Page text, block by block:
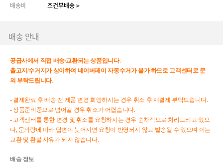
배송비
조건부배송 >
배송 안내
공급사에서 직접 배송/교환되는상품입니다.
출고지 /수거지가 상이하여 네이버페이 자동수거가 불가하므로고객센터로문
의 부탁드립니다.
- 결제완료 후 배송 전 제품 변경 희망하시는 경우 취소 후 재결제 부탁드립니다.
- 상품준비중으로 넘어갈 경우 취소가 어렵습니다.
- 고객센터를 통한 변경 및 취소를 요청하시는 경우 순차적으로 처리드리고 있으
나, 문의량에 따라 답변이 늦어지면 요청이 반영되지 않고 발송될 수 있으며 이는
교환 및 환불 사유가 되지 않습니다.
배송 정보